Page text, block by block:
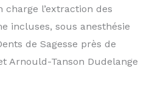
l’extraction des
incluses, sous anesthésie
de Sagesse près de
Arnould-Tanson Dudelange